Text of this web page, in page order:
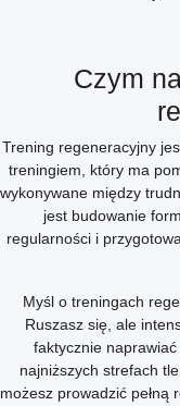
Czym
Trening regeneracyjny
treningiem, który ma
wykonywane między
jest budowanie
regularności i
Myśl o treningach
Ruszasz się, ale
faktycznie
najniższych strefach
możesz prowadzić pełną